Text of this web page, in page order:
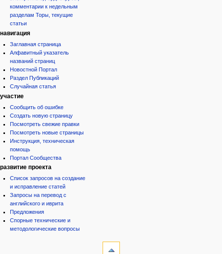
комментарии к недельным
разделам Торы, текущие
статьи
навигация
Заглавная страница
Алфавитный указатель
названий страниц
Новостной Портал
Раздел Публикаций
Случайная статья
участие
Сообщить об ошибке
Создать новую страницу
Посмотреть свежие правки
Посмотреть новые страницы
Инструкция, техническая
помощь
Портал Сообщества
развитие проекта
Список запросов на создание
и исправление статей
Запросы на перевод с
английского и иврита
Предложения
Спорные технические и
методологические вопросы